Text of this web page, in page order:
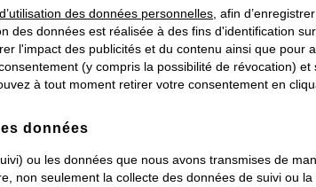
d’utilisation des données personnelles , afin
des données est réalisée à des fins d'identification
l'impact des publicités et du contenu ainsi que pour
(y compris la possibilité de révocation)
à tout moment retirer votre consentement en
données
ou les données que nous avons transmises de
non seulement la collecte des données de suivi ou